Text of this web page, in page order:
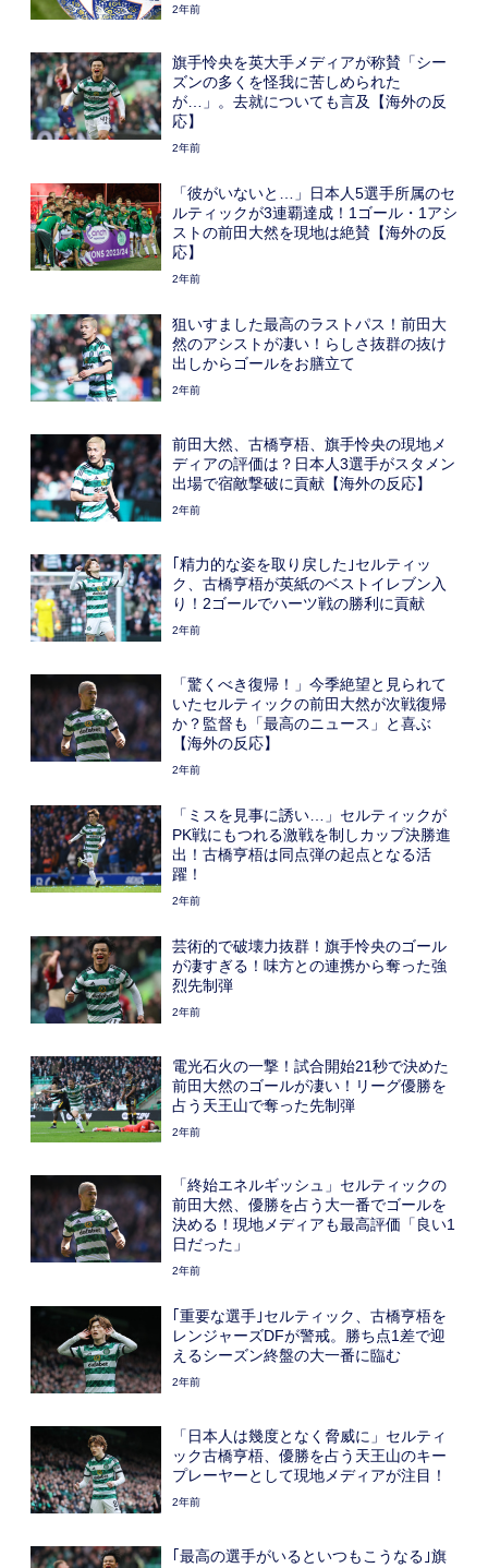
2年前
旗手怜央を英大手メディアが称賛「シー
ズンの多くを怪我に苦しめられた
が…」。去就についても言及【海外の反
応】
2年前
「彼がいないと…」日本人5選手所属のセ
ルティックが3連覇達成！1ゴール・1アシ
ストの前田大然を現地は絶賛【海外の反
応】
2年前
狙いすました最高のラストパス！前田大
然のアシストが凄い！らしさ抜群の抜け
出しからゴールをお膳立て
2年前
前田大然、古橋亨梧、旗手怜央の現地メ
ディアの評価は？日本人3選手がスタメン
出場で宿敵撃破に貢献【海外の反応】
2年前
｢精力的な姿を取り戻した｣セルティッ
ク、古橋亨梧が英紙のベストイレブン入
り！2ゴールでハーツ戦の勝利に貢献
2年前
「驚くべき復帰！」今季絶望と見られて
いたセルティックの前田大然が次戦復帰
か？監督も「最高のニュース」と喜ぶ
【海外の反応】
2年前
「ミスを見事に誘い…」セルティックが
PK戦にもつれる激戦を制しカップ決勝進
出！古橋亨梧は同点弾の起点となる活
躍！
2年前
芸術的で破壊力抜群！旗手怜央のゴール
が凄すぎる！味方との連携から奪った強
烈先制弾
2年前
電光石火の一撃！試合開始21秒で決めた
前田大然のゴールが凄い！リーグ優勝を
占う天王山で奪った先制弾
2年前
「終始エネルギッシュ」セルティックの
前田大然、優勝を占う大一番でゴールを
決める！現地メディアも最高評価「良い1
日だった」
2年前
｢重要な選手｣セルティック、古橋亨梧を
レンジャーズDFが警戒。勝ち点1差で迎
えるシーズン終盤の大一番に臨む
2年前
「日本人は幾度となく脅威に」セルティ
ック古橋亨梧、優勝を占う天王山のキー
プレーヤーとして現地メディアが注目！
2年前
｢最高の選手がいるといつもこうなる｣旗